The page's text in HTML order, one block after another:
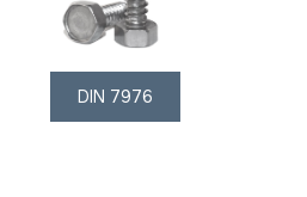
DIN 7976